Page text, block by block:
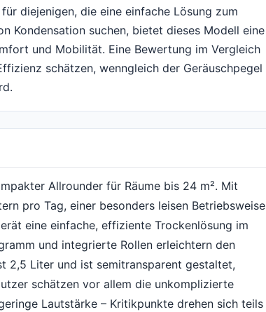
diejenigen, die eine einfache Lösung zum
Kondensation suchen, bietet dieses Modell eine
und Mobilität. Eine Bewertung im Vergleich
schätzen, wenngleich der Geräuschpegel
Allrounder für Räume bis 24 m². Mit
pro Tag, einer besonders leisen Betriebsweise
eine einfache, effiziente Trockenlösung im
und integrierte Rollen erleichtern den
2,5 Liter und ist semitransparent gestaltet,
schätzen vor allem die unkomplizierte
Lautstärke – Kritikpunkte drehen sich teils